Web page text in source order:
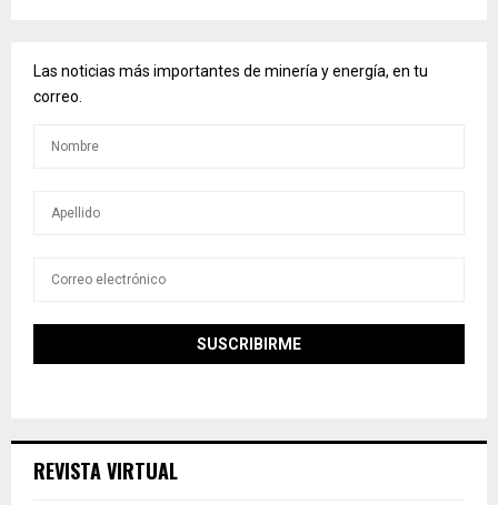
Las noticias más importantes de minería y energía, en tu
correo.
REVISTA VIRTUAL